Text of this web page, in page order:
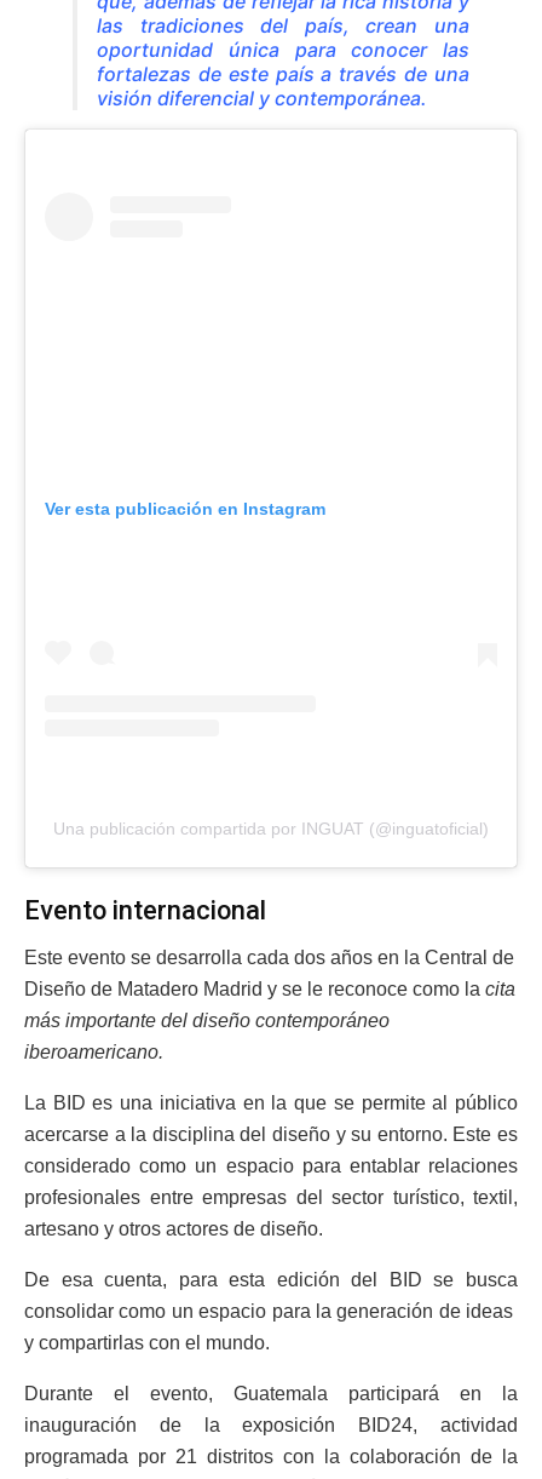
las tradiciones del país, crean una
oportunidad única para conocer las
fortalezas de este país a través de una
visión diferencial y contemporánea.
Ver esta publicación en Instagram
Una publicación compartida por INGUAT (@inguatoficial)
Evento internacional
Este evento se desarrolla cada dos años en la Central de
Diseño de Matadero Madrid y se le reconoce como la cita
más importante del diseño contemporáneo
iberoamericano.
La BID es una iniciativa en la que se permite al público
acercarse a la disciplina del diseño y su entorno. Este es
considerado como un espacio para entablar relaciones
profesionales entre empresas del sector turístico, textil,
artesano y otros actores de diseño.
De esa cuenta, para esta edición del BID se busca
consolidar como un espacio para la generación de ideas
y compartirlas con el mundo.
Durante el evento, Guatemala participará en la
inauguración de la exposición BID24, actividad
programada por 21 distritos con la colaboración de la